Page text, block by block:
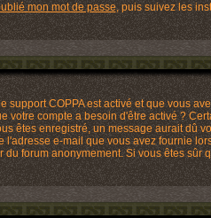
mon mot de passe, puis suivez les
COPPA est activé et que vous
votre compte a besoin d'être activé ?
êtes enregistré, un message aurait dû
l'adresse e-mail que vous avez fournie
forum anonymement. Si vous êtes sûr